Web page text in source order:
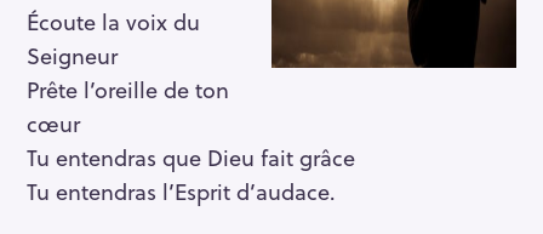
Écoute la voix du
Seigneur
Prête l’oreille de ton
cœur
Tu entendras que Dieu fait grâce
Tu entendras l’Esprit d’audace.